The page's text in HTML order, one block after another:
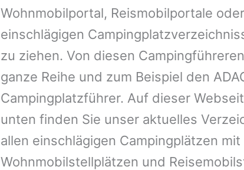
Wohnmobilportal, Reismobilportale
einschlägigen
zu ziehen. Von diesen
ganze Reihe und zum Beispiel den
Campingplatzführer. Auf dieser
unten finden Sie unser aktuelles
allen einschlägigen Campingplätzen mit
Wohnmobilstellplätzen und